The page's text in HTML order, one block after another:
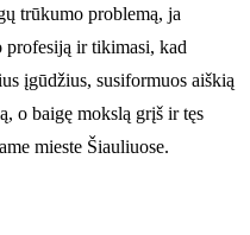
trūkumo problemą, ja
profesiją ir tikimasi, kad
įgūdžius, susiformuos aiškią
o baigę mokslą grįš ir tęs
mieste Šiauliuose.